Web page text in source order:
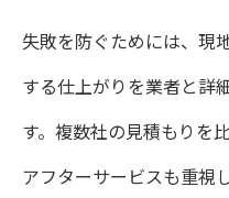
失敗を防ぐためには、現
する仕上がりを業者と詳
す。複数社の見積もりを
アフターサービスも重視